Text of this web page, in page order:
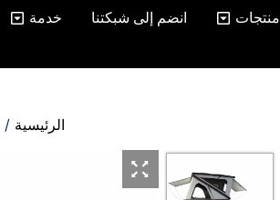
منتجات انضم إلى شبكتنا خدمة
الرئيسية /